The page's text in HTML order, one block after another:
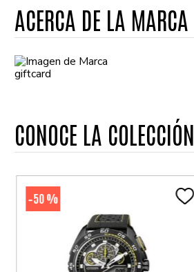
ACERCA DE LA MARCA
giftcard
CONOCE LA COLECCIÓN
-50 %